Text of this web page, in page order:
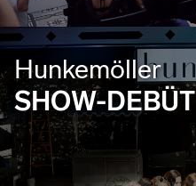
Hunkemöller
SHOW-DEBÜT